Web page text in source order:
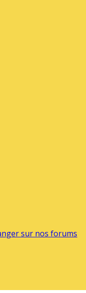
sur nos forums